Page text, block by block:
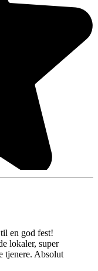
en god fest!
lokaler, super
tjenere. Absolut